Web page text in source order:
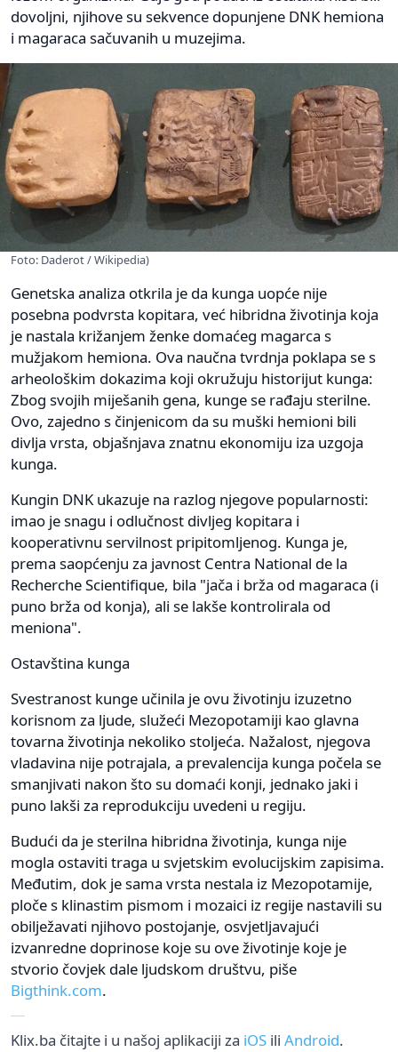
dovoljni, njihove su sekvence dopunjene DNK hemiona
i magaraca sačuvanih u muzejima.
Foto: Daderot / Wikipedia)
Genetska analiza otkrila je da kunga uopće nije
posebna podvrsta kopitara, već hibridna životinja koja
je nastala križanjem ženke domaćeg magarca s
mužjakom hemiona. Ova naučna tvrdnja poklapa se s
arheološkim dokazima koji okružuju historijut kunga:
Zbog svojih miješanih gena, kunge se rađaju sterilne.
Ovo, zajedno s činjenicom da su muški hemioni bili
divlja vrsta, objašnjava znatnu ekonomiju iza uzgoja
kunga.
Kungin DNK ukazuje na razlog njegove popularnosti:
imao je snagu i odlučnost divljeg kopitara i
kooperativnu servilnost pripitomljenog. Kunga je,
prema saopćenju za javnost Centra National de la
Recherche Scientifique, bila "jača i brža od magaraca (i
puno brža od konja), ali se lakše kontrolirala od
meniona".
Ostavština kunga
Svestranost kunge učinila je ovu životinju izuzetno
korisnom za ljude, služeći Mezopotamiji kao glavna
tovarna životinja nekoliko stoljeća. Nažalost, njegova
vladavina nije potrajala, a prevalencija kunga počela se
smanjivati nakon što su domaći konji, jednako jaki i
puno lakši za reprodukciju uvedeni u regiju.
Budući da je sterilna hibridna životinja, kunga nije
mogla ostaviti traga u svjetskim evolucijskim zapisima.
Međutim, dok je sama vrsta nestala iz Mezopotamije,
ploče s klinastim pismom i mozaici iz regije nastavili su
obilježavati njihovo postojanje, osvjetljavajući
izvanredne doprinose koje su ove životinje koje je
stvorio čovjek dale ljudskom društvu, piše
Bigthink.com.
Klix.ba čitajte i u našoj aplikaciji za iOS ili Android.